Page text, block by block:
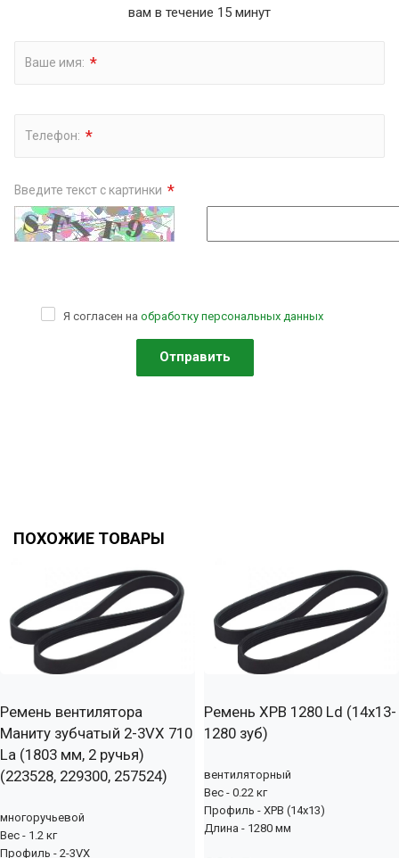
вам в течение 15 минут
Ваше имя: *
Телефон: *
Введите текст с картинки *
Я согласен на обработку персональных данных
ПОХОЖИЕ ТОВАРЫ
Ремень вентилятора
Маниту зубчатый 2-3VX 710
La (1803 мм, 2 ручья)
(223528, 229300, 257524)
многоручьевой
Вес - 1.2 кг
Профиль - 2-3VX
Ремень XPB 1280 Ld (14х13-
1280 зуб)
вентиляторный
Вес - 0.22 кг
Профиль - XPB (14x13)
Длина - 1280 мм